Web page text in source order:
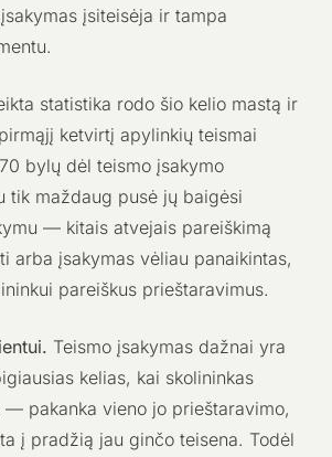
įsiteisėja ir tampa
statistika rodo šio kelio mastą ir
ketvirtį apylinkių teismai
bylų dėl teismo įsakymo
tik maždaug pusė jų baigėsi
— kitais atvejais pareiškimą
arba įsakymas vėliau panaikintas,
pareiškus prieštaravimus.
Teismo įsakymas dažnai yra
kelias, kai skolininkas
— pakanka vieno jo prieštaravimo,
į pradžią jau ginčo teisena. Todėl